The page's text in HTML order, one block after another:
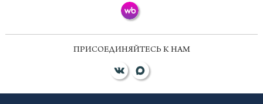
ПРИСОЕДИНЯЙТЕСЬ К НАМ